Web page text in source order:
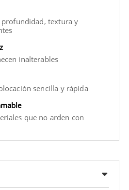
textura y
inalterables
sencilla y rápida
que no arden con